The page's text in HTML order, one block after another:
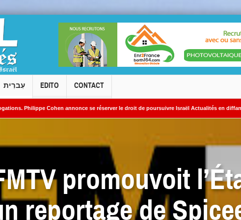
עִברִית EDITO CONTACT
annonce se réserver le droit de poursuivre Israël Actualités en diffamation.
promouvoit
reportage de